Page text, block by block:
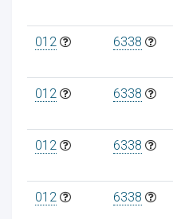
012 6338
012 6338
012 6338
012 6338